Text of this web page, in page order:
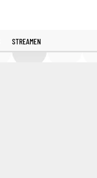
STREAMEN